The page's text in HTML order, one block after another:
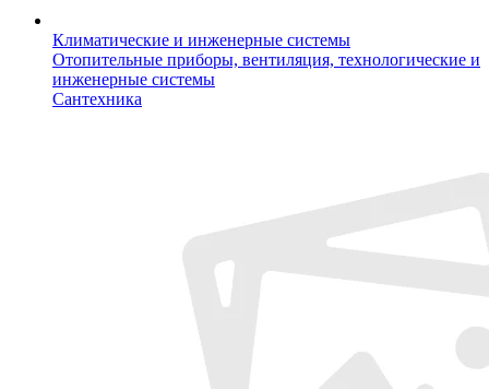
Климатические и инженерные системы
Отопительные приборы, вентиляция, технологические и
инженерные системы
Сантехника